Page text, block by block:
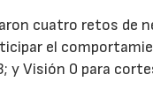
cuatro retos de
el
y Visión 0 para